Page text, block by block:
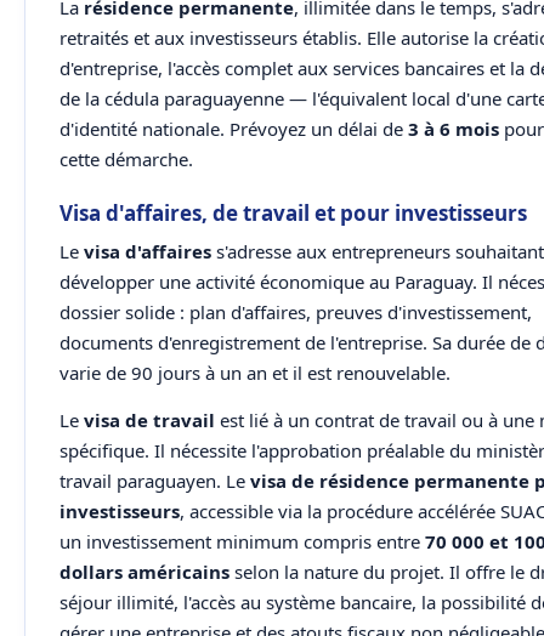
La résidence permanente, illimitée dans le temps,
retraités et aux investisseurs établis. Elle autorise la
d'entreprise, l'accès complet aux services bancaires et la
de la cédula paraguayenne — l'équivalent local d'une
d'identité nationale. Prévoyez un délai de 3 à 6 mois
cette démarche.
Visa d'affaires, de travail et pour investisseurs
Le visa d'affaires s'adresse aux entrepreneurs souhaitant
développer une activité économique au Paraguay. Il
dossier solide : plan d'affaires, preuves d'investissement,
documents d'enregistrement de l'entreprise. Sa durée de
varie de 90 jours à un an et il est renouvelable.
Le visa de travail est lié à un contrat de travail ou à une
spécifique. Il nécessite l'approbation préalable du
travail paraguayen. Le visa de résidence permanente
investisseurs, accessible via la procédure accélérée
un investissement minimum compris entre 70 000 et
dollars américains selon la nature du projet. Il offre le
séjour illimité, l'accès au système bancaire, la possibilité